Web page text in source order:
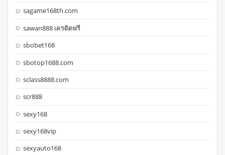
sagame168th.com
sawan888 เครดิตฟรี
sbobet168
sbotop1688.com
sclass8888.com
scr888
sexy168
sexy168vip
sexyauto168